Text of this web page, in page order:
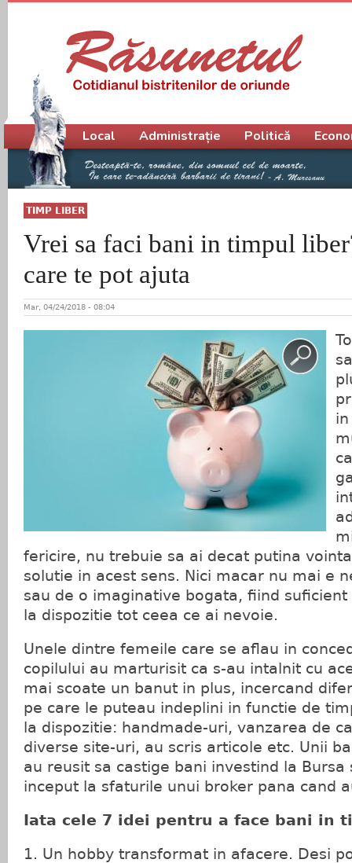
TIMP LIBER
Vrei sa faci bani in timpul
care te pot ajuta
Mar, 04/24/2018 - 08:04
fericire, nu trebuie sa ai decat putina
solutie in acest sens. Nici macar nu mai e
sau de o imaginative bogata, fiind
la dispozitie tot ceea ce ai nevoie.
Unele dintre femeile care se aflau in
copilului au marturisit ca s-au intalnit cu
mai scoate un banut in plus, incercand
pe care le puteau indeplini in functie de
la dispozitie: handmade-uri, vanzarea de
diverse site-uri, au scris articole etc. Unii
au reusit sa castige bani investind la Bursa
inceput la sfaturile unui broker pana cand
Iata cele 7 idei pentru a face bani in
Un hobby transformat in afacere. Desi
Meniu principal
Local Administrație Politică